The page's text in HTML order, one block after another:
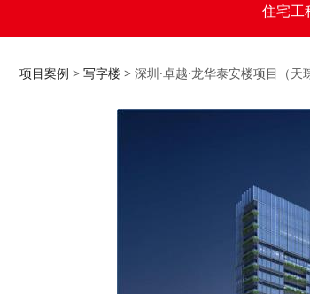
住宅工
深圳·卓越·龙华
项目案例 > 写字楼 > 深圳·卓越·龙华泰安楼项目（天